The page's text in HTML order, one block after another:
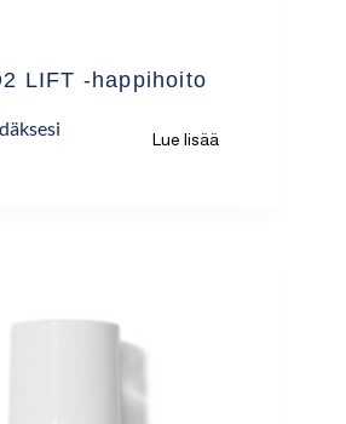
LIFT -happihoito
Lue lisää